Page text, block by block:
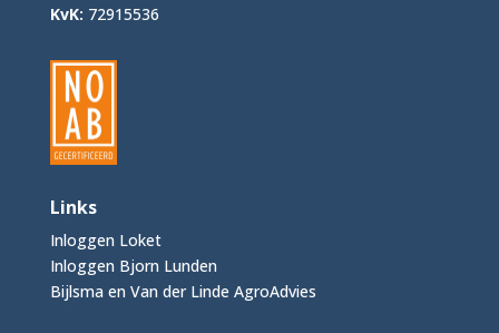
KvK: 72915536
Links
Inloggen Loket
Inloggen Bjorn Lunden
Bijlsma en Van der Linde AgroAdvies